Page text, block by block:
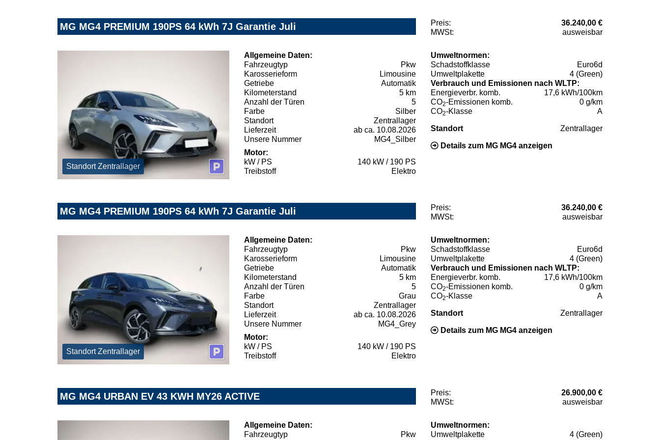
MG MG4 PREMIUM 190PS 64 kWh 7J Garantie Juli Preis:
36.240,00 €
MWSt:
ausweisbar
Standort Zentrallager
Allgemeine Daten:
Fahrzeugtyp
Pkw
Karosserieform
Limousine
Getriebe
Automatik
Kilometerstand
5 km
Anzahl der Türen
5
Farbe
Silber
Standort
Zentrallager
Lieferzeit
ab ca. 10.08.2026
Unsere Nummer
MG4_Silber
Motor:
kW / PS
140 kW / 190 PS
Treibstoff
Elektro
Umweltnormen:
Schadstoffklasse
Euro6d
Umweltplakette
4 (Green)
Verbrauch und Emissionen nach WLTP:
Energieverbr. komb.
17,6 kWh/100km
CO2-Emissionen komb.
0 g/km
CO2-Klasse A
Standort Zentrallager
Details zum MG MG4 anzeigen
MG MG4 PREMIUM 190PS 64 kWh 7J Garantie Juli Preis:
36.240,00 €
MWSt:
ausweisbar
Standort Zentrallager
Allgemeine Daten:
Fahrzeugtyp
Pkw
Karosserieform
Limousine
Getriebe
Automatik
Kilometerstand
5 km
Anzahl der Türen
5
Farbe
Grau
Standort
Zentrallager
Lieferzeit
ab ca. 10.08.2026
Unsere Nummer
MG4_Grey
Motor:
kW / PS
140 kW / 190 PS
Treibstoff
Elektro
Umweltnormen:
Schadstoffklasse
Euro6d
Umweltplakette
4 (Green)
Verbrauch und Emissionen nach WLTP:
Energieverbr. komb.
17,6 kWh/100km
CO2-Emissionen komb.
0 g/km
CO2-Klasse A
Standort Zentrallager
Details zum MG MG4 anzeigen
MG MG4 URBAN EV 43 KWH MY26 ACTIVE Preis:
26.900,00 €
MWSt:
ausweisbar
Allgemeine Daten:
Fahrzeugtyp
Pkw
Umweltnormen:
Umweltplakette
4 (Green)